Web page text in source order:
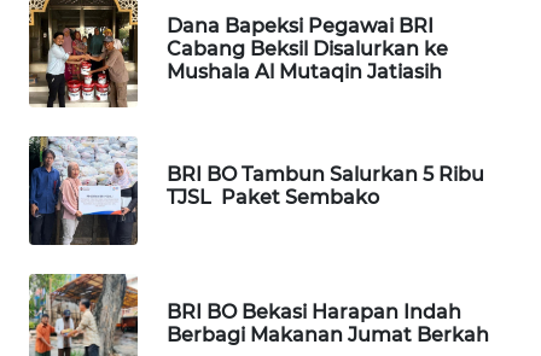
Dana Bapeksi Pegawai BRI
Cabang Beksil Disalurkan ke
Mushala Al Mutaqin Jatiasih
BRI BO Tambun Salurkan 5 Ribu
TJSL Paket Sembako
BRI BO Bekasi Harapan Indah
Berbagi Makanan Jumat Berkah
ID
MAWAKA
ID
MARTABAT
NET
WATCH
MKLI